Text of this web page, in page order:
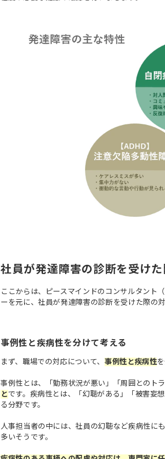
社員が発達障害の診断を受け
ここからは、ピースマインドのコンサルタント
ーを元に、社員が発達障害の診断を受けた際の
事例性と疾病性を分けて考える
まず、職場での対応について、 事例性と疾病性
事例性とは、「勤務状況が悪い」「周囲とのトラ
とです。疾病性とは、「幻聴がある」「被害妄想
る分野です。
人事担当者の中には、社員の幻聴など疾病性に
多いそうです。